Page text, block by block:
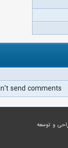
send comments.
و توسعه